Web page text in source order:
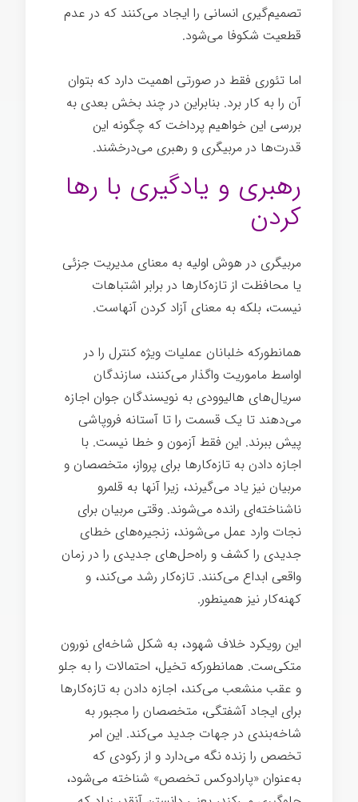
تصمیم‌گیری انسانی را ایجاد می‌کنند که در عدم
قطعیت شکوفا می‌شود.
اما تئوری فقط در صورتی اهمیت دارد که بتوان
آن را به کار برد. بنابراین در چند بخش بعدی به
بررسی این خواهیم پرداخت که چگونه این
قدرت‌ها در مربیگری و رهبری می‌درخشند.
رهبری و یادگیری با رها
کردن
مربیگری در هوش اولیه به معنای مدیریت جزئی
یا محافظت از تازه‌کارها در برابر اشتباهات
نیست، بلکه به معنای آزاد کردن آنهاست.
همانطورکه خلبانان عملیات ویژه کنترل را در
اواسط ماموریت واگذار می‌کنند، سازندگان
سریال‌های هالیوودی به نویسندگان جوان اجازه
می‌دهند تا یک قسمت را تا آستانه فروپاشی
پیش ببرند. این فقط آزمون و خطا نیست. با
اجازه دادن به تازه‌کارها برای پرواز، متخصصان و
مربیان نیز یاد می‌گیرند، زیرا آنها به قلمرو
ناشناخته‌ای رانده می‌شوند. وقتی مربیان برای
نجات وارد عمل می‌شوند، زنجیره‌های خطای
جدیدی را کشف و راه‌حل‌های جدیدی را در زمان
واقعی ابداع می‌کنند. تازه‌کار رشد می‌کند، و
کهنه‌کار نیز همینطور.
این رویکرد خلاف شهود، به شکل شاخه‌ای نورون
متکی‌ست. همانطورکه تخیل، احتمالات را به جلو
و عقب منشعب می‌کند، اجازه دادن به تازه‌کارها
برای ایجاد آشفتگی، متخصصان را مجبور به
شاخه‌بندی در جهات جدید می‌کند. این امر
تخصص را زنده نگه می‌دارد و از رکودی که
به‌عنوان «پارادوکس تخصص» شناخته می‌شود،